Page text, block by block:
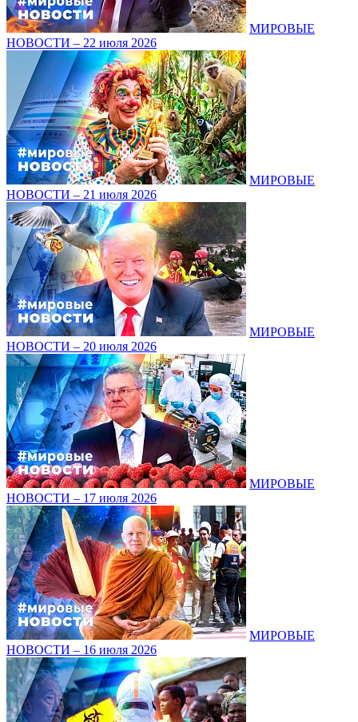
МИРОВЫЕ
НОВОСТИ – 22 июля 2026
МИРОВЫЕ
НОВОСТИ – 21 июля 2026
МИРОВЫЕ
НОВОСТИ – 20 июля 2026
МИРОВЫЕ
НОВОСТИ – 17 июля 2026
МИРОВЫЕ
НОВОСТИ – 16 июля 2026